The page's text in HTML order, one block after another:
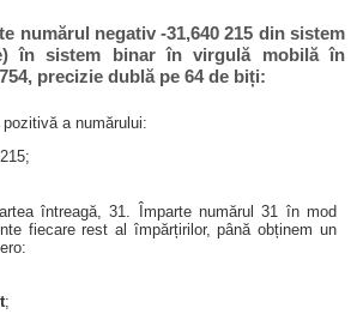
numărul negativ -31,640 215 din sistem
în sistem binar în virgulă mobilă în
precizie dublă pe 64 de biți:
a numărului:
întreagă, 31. Împarte numărul 31 în mod
fiecare rest al împărțirilor, până obținem un
;